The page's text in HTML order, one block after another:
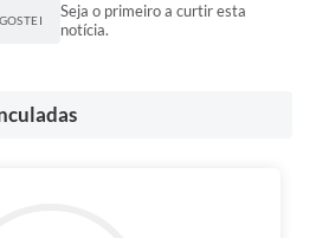
Seja o primeiro a curtir esta
notícia.